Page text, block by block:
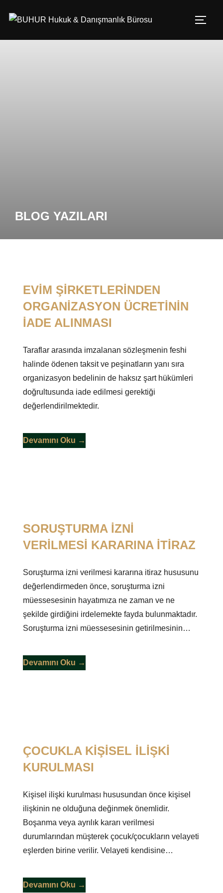
BLOG YAZILARI
EVİM ŞİRKETLERİNDEN
ORGANİZASYON ÜCRETİNİN
İADE ALINMASI
Taraflar arasında imzalanan sözleşmenin feshi
halinde ödenen taksit ve peşinatların yanı sıra
organizasyon bedelinin de haksız şart hükümleri
doğrultusunda iade edilmesi gerektiği
değerlendirilmektedir.
Devamını Oku →
SORUŞTURMA İZNİ
VERİLMESİ KARARINA İTİRAZ
Soruşturma izni verilmesi kararına itiraz hususunu
değerlendirmeden önce, soruşturma izni
müessesesinin hayatımıza ne zaman ve ne
şekilde girdiğini irdelemekte fayda bulunmaktadır.
Soruşturma izni müessesesinin getirilmesinin…
Devamını Oku →
ÇOCUKLA KİŞİSEL İLİŞKİ
KURULMASI
Kişisel ilişki kurulması hususundan önce kişisel
ilişkinin ne olduğuna değinmek önemlidir.
Boşanma veya ayrılık kararı verilmesi
durumlarından müşterek çocuk/çocukların velayeti
eşlerden birine verilir. Velayeti kendisine…
Devamını Oku →